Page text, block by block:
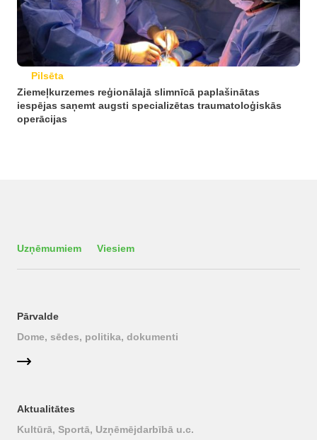
Pilsēta
Ziemeļkurzemes reģionālajā slimnīcā paplašinātas
iespējas saņemt augsti specializētas traumatoloģiskās
operācijas
Uzņēmumiem Viesiem
Pārvalde
Dome, sēdes, politika, dokumenti
Aktualitātes
Kultūrā, Sportā, Uzņēmējdarbībā u.c.